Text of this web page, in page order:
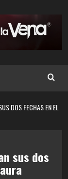
DOS FECHAS EN EL
sus dos